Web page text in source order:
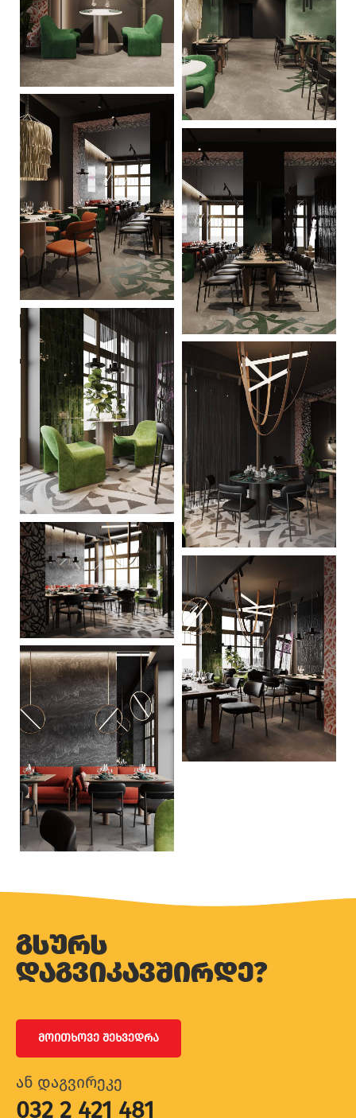
გსურს
დაგვიკავშირდე?
ᲛᲝᲘᲗᲮᲝᲕᲔ ᲨᲔᲮᲕᲔᲓᲠᲐ
ან დაგვირეკე
032 2 421 481